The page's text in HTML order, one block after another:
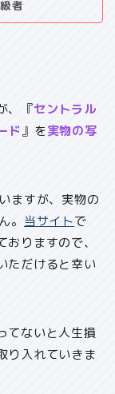
者
、『セントラル
ド』を実物の写
ますが、実物の
。 当サイトで
おりますので、
ただけると幸い
てないと人生損
り入れていきま